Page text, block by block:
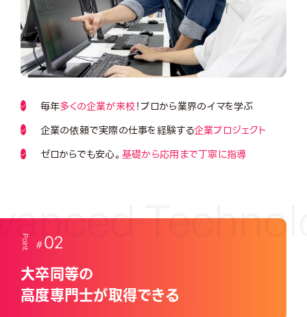
毎年多くの企業が来校！プロから業界のイマを学ぶ
企業の依頼で実際の仕事を経験する企業プロジェクト
ゼロからでも安心。 基礎から応用まで丁寧に指導
Point 02
大卒同等の
高度専門士が取得できる